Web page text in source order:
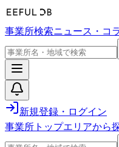
事業所検索ニュース・コ
新規登録・ログイン
事業所トップエリアから